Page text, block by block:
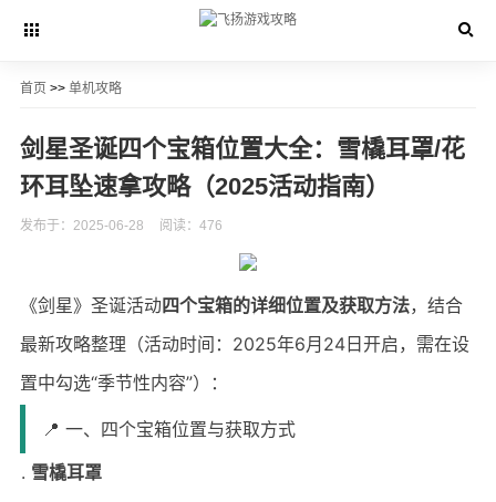
首页 >> 单机攻略
剑星圣诞四个宝箱位置大全：雪橇耳罩/花
环耳坠速拿攻略（2025活动指南）
发布于：2025-06-28 阅读：476
《剑星》圣诞活动四个宝箱的详细位置及获取方法，结合
最新攻略整理（活动时间：2025年6月24日开启，需在设
置中勾选“季节性内容”）：
📍 一、四个宝箱位置与获取方式
雪橇耳罩